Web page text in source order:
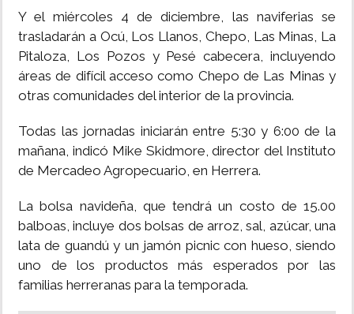
Y el miércoles 4 de diciembre, las naviferias se
trasladarán a Ocú, Los Llanos, Chepo, Las Minas, La
Pitaloza, Los Pozos y Pesé cabecera, incluyendo
áreas de difícil acceso como Chepo de Las Minas y
otras comunidades del interior de la provincia.
Todas las jornadas iniciarán entre 5:30 y 6:00 de la
mañana, indicó Mike Skidmore, director del Instituto
de Mercadeo Agropecuario, en Herrera.
La bolsa navideña, que tendrá un costo de 15.00
balboas, incluye dos bolsas de arroz, sal, azúcar, una
lata de guandú y un jamón picnic con hueso, siendo
uno de los productos más esperados por las
familias herreranas para la temporada.